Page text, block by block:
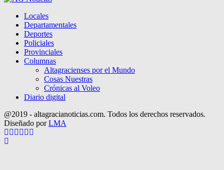
Locales
Departamentales
Deportes
Policiales
Provinciales
Columnas
Altagracienses por el Mundo
Cosas Nuestras
Crónicas al Voleo
Diario digital
@2019 - altagracianoticias.com. Todos los derechos reservados.
Diseñado porLMA
Facebook
Twitter
Instagram
Pinterest
Google